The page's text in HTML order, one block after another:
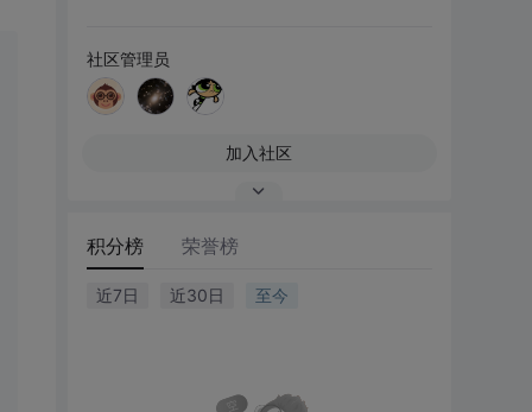
社区管理员
加入社区
积分榜 荣誉榜
近7日 近30日 至今